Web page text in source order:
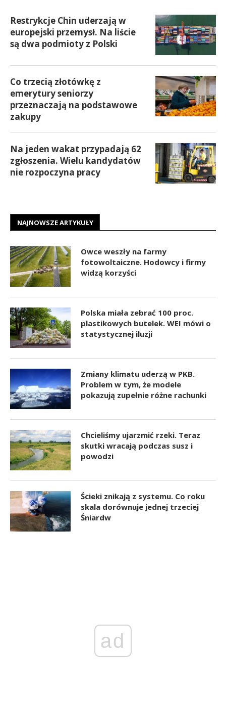
Restrykcje Chin uderzają w
europejski przemysł. Na liście
są dwa podmioty z Polski
Co trzecią złotówkę z
emerytury seniorzy
przeznaczają na podstawowe
zakupy
Na jeden wakat przypadają 62
zgłoszenia. Wielu kandydatów
nie rozpoczyna pracy
NAJNOWSZE ARTYKUŁY
Owce weszły na farmy
fotowoltaiczne. Hodowcy i firmy
widzą korzyści
Polska miała zebrać 100 proc.
plastikowych butelek. WEI mówi o
statystycznej iluzji
Zmiany klimatu uderzą w PKB.
Problem w tym, że modele
pokazują zupełnie różne rachunki
Chcieliśmy ujarzmić rzeki. Teraz
skutki wracają podczas susz i
powodzi
Ścieki znikają z systemu. Co roku
skala dorównuje jednej trzeciej
Śniardw
ad